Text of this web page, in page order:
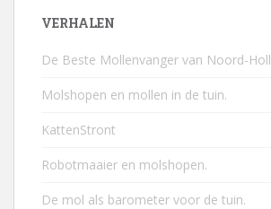
VERHALEN
De Beste Mollenvanger van Noord-
Molshopen en mollen in de tuin.
KattenStront
Robotmaaier en molshopen.
De mol als barometer voor de tuin.